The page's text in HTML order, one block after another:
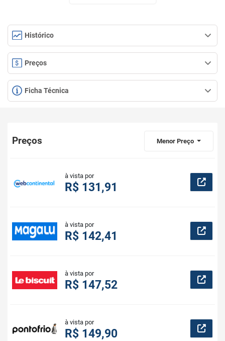
Histórico
Preços
Ficha Técnica
Preços Menor Preço
à vista por
R$ 131,91
à vista por
R$ 142,41
à vista por
R$ 147,52
à vista por
R$ 149,90